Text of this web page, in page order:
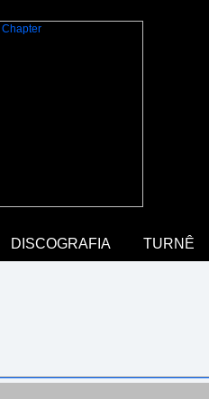
DISCOGRAFIA TURNÊ